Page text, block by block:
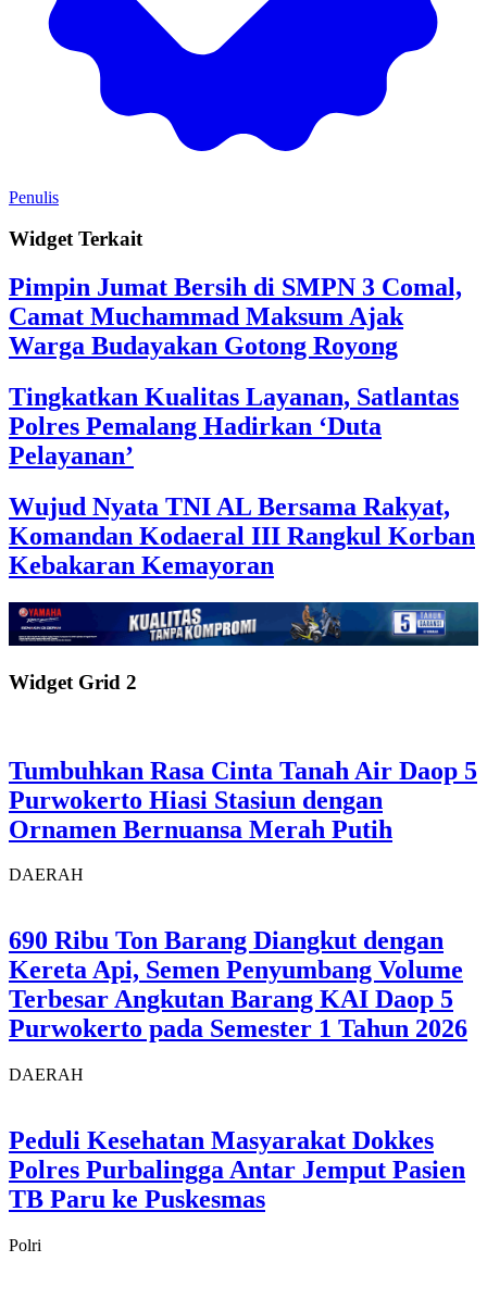
Penulis
Widget Terkait
Pimpin Jumat Bersih di SMPN 3 Comal,
Camat Muchammad Maksum Ajak
Warga Budayakan Gotong Royong
Tingkatkan Kualitas Layanan, Satlantas
Polres Pemalang Hadirkan ‘Duta
Pelayanan’
Wujud Nyata TNI AL Bersama Rakyat,
Komandan Kodaeral III Rangkul Korban
Kebakaran Kemayoran
Widget Grid 2
Tumbuhkan Rasa Cinta Tanah Air Daop 5
Purwokerto Hiasi Stasiun dengan
Ornamen Bernuansa Merah Putih
DAERAH
690 Ribu Ton Barang Diangkut dengan
Kereta Api, Semen Penyumbang Volume
Terbesar Angkutan Barang KAI Daop 5
Purwokerto pada Semester 1 Tahun 2026
DAERAH
Peduli Kesehatan Masyarakat Dokkes
Polres Purbalingga Antar Jemput Pasien
TB Paru ke Puskesmas
Polri